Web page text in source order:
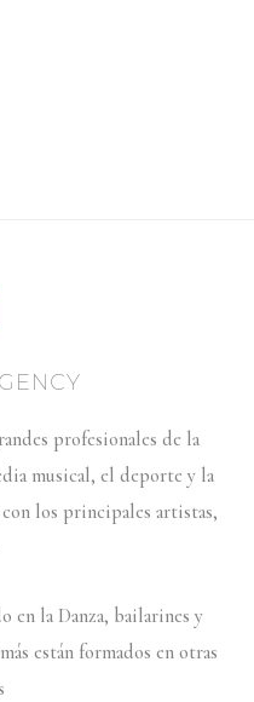
profesionales de la
musical, el deporte y la
los principales artistas,
en la Danza, bailarines y
están formados en otras